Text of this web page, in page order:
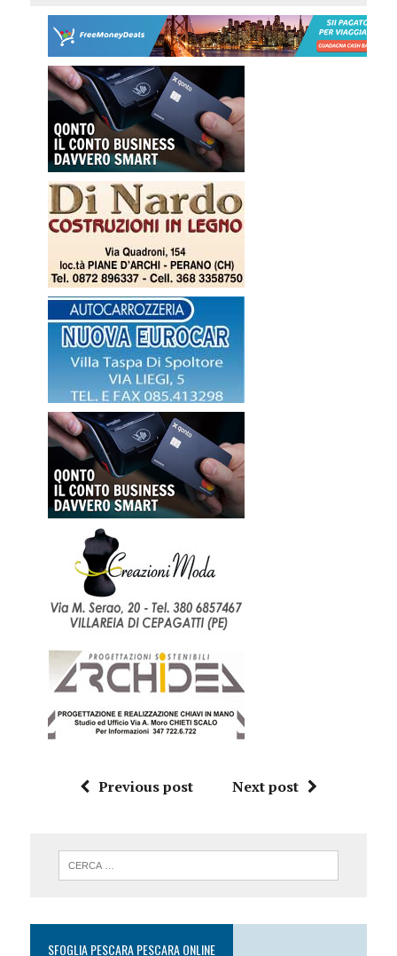
Previous post Next post
SFOGLIA PESCARA PESCARA ONLINE